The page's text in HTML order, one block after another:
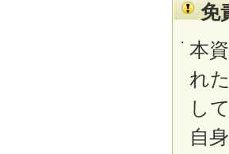
免
本
れ
し
自